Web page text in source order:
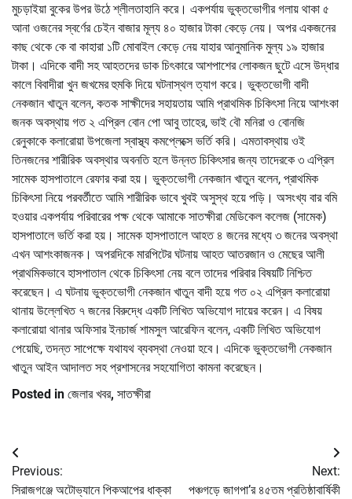
মুচড়াইয়া বুকের উপর উঠে শ্লীলতাহানি করে। একপর্যায় ভুক্তভোগীর গলায় থাকা ৫
আনা ওজনের স্বর্ণের চেইন বাজার মূল্য ৪০ হাজার টাকা কেড়ে নেয়। অপর একজনের
কাছ থেকে কে বা কাহারা ১টি মোবাইল কেড়ে নেয় যাহার আনুমানিক মুল্য ১৯ হাজার
টাকা। এদিকে বাদী সহ আহতদের ডাক চিৎকারে আশপাশের লোকজন ছুটে এসে উদ্ধার
কালে বিবাদীরা খুন জখমের হুমকি দিয়ে ঘটনাস্থল ত্যাগ করে। ভুক্তভোগী বাদী
নেকজান খাতুন বলেন, কতক সাক্ষীদের সহায়তায় আমি প্রাথমিক চিকিৎসা নিয়ে আশংকা
জনক অবস্থায় গত ২ এপ্রিল বোন পো আবু তাহের, ভাই বৌ মনিরা ও বোনজি
রেনুকাকে কলারোয়া উপজেলা স্বাস্থ্য কমপ্লেক্সে ভর্তি করি। এমতাবস্থায় ওই
তিনজনের শারীরিক অবস্থার অবনতি হলে উন্নত চিকিৎসার জন্য তাদেরকে ৩ এপ্রিল
সামেক হাসপাতালে রেফার করা হয়। ভুক্তভোগী নেকজান খাতুন বলেন, প্রাথমিক
চিকিৎসা নিয়ে পরবর্তীতে আমি শারীরিক ভাবে খুবই অসুস্থ হয়ে পড়ি। অসংখ্য বার বমি
হওয়ার একপর্যায় পরিবারের পক্ষ থেকে আমাকে সাতক্ষীরা মেডিকেল কলেজ (সামেক)
হাসপাতালে ভর্তি করা হয়। সামেক হাসপাতালে আহত ৪ জনের মধ্যে ৩ জনের অবস্থা
এখন আশংকাজনক। অপরদিকে মারপিটের ঘটনায় আহত আতরজান ও মেছের আলী
প্রাথমিকভাবে হাসপাতাল থেকে চিকিৎসা নেয় বলে তাদের পরিবার বিষয়টি নিশ্চিত
করেছেন। এ ঘটনায় ভুক্তভোগী নেকজান খাতুন বাদী হয়ে গত ০২ এপ্রিল কলারোয়া
থানায় উল্লেখিত ৭ জনের বিরুদ্ধে একটি লিখিত অভিযোগ দায়ের করেন। এ বিষয়
কলারোয়া থানার অফিসার ইনচার্জ শামসুল আরেফিন বলেন, একটি লিখিত অভিযোগ
পেয়েছি, তদন্ত সাপেক্ষে যথাযথ ব্যবস্থা নেওয়া হবে। এদিকে ভুক্তভোগী নেকজান
খাতুন আইন আদালত সহ প্রশাসনের সহযোগিতা কামনা করেছেন।
Posted in জেলার খবর, সাতক্ষীরা
Post
navigation
Previous:
সিরাজগঞ্জে অটোভ্যানে পিকআপের ধাক্কা
Next:
পঞ্চগড়ে জাগপা’র ৪৫তম প্রতিষ্ঠাবার্ষিকী